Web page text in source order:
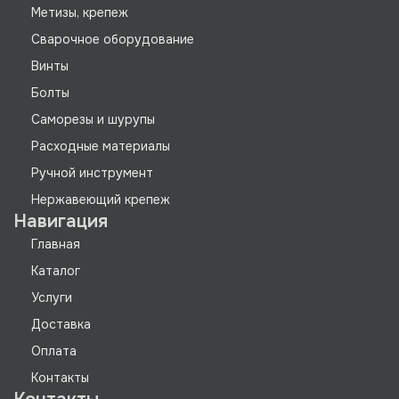
Метизы, крепеж
Сварочное оборудование
Винты
Болты
Саморезы и шурупы
Расходные материалы
Ручной инструмент
Нержавеющий крепеж
Навигация
Главная
Каталог
Услуги
Доставка
Оплата
Контакты